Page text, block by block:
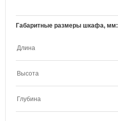
Габаритные размеры шкафа, мм:
Длина
Высота
Глубина